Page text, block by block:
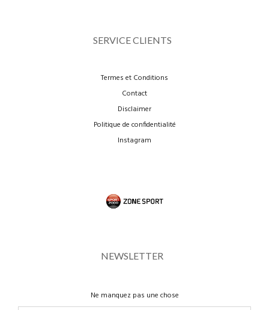
SERVICE CLIENTS
Termes et Conditions
Contact
Disclaimer
Politique de confidentialité
Instagram
NEWSLETTER
Ne manquez pas une chose